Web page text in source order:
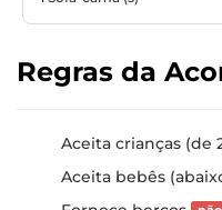
Regras da
Aceita crianças (de
Aceita bebês